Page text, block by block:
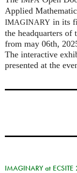
Applied
IMAGINARY in its
the headquarters
from may 06th,
The interactive
presented at the
IMAGINARY at